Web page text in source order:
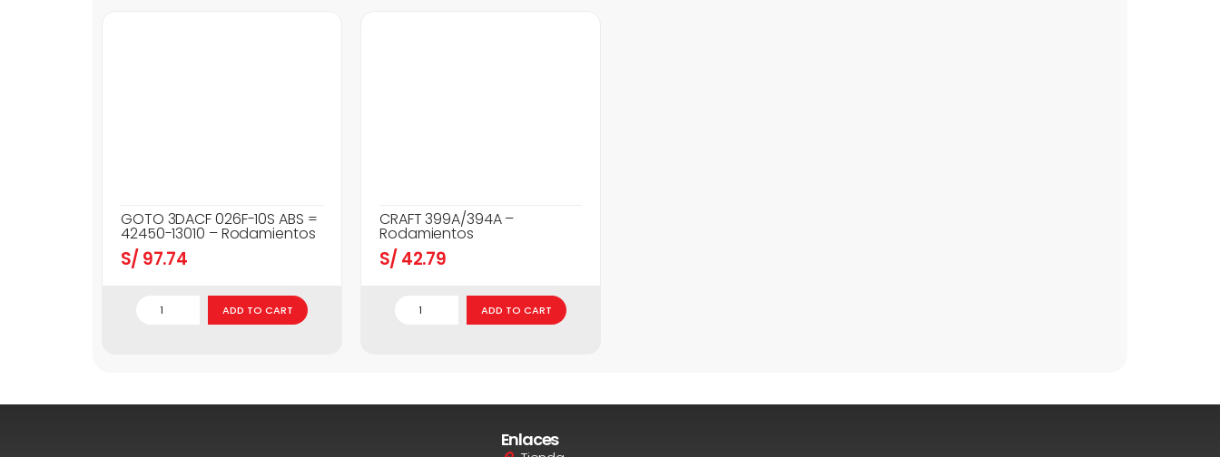
GOTO 3DACF 026F-10S ABS =
42450-13010 – Rodamientos
S/ 97.74
ADD TO CART
CRAFT 399A/394A –
Rodamientos
S/ 42.79
ADD TO CART
Enlaces